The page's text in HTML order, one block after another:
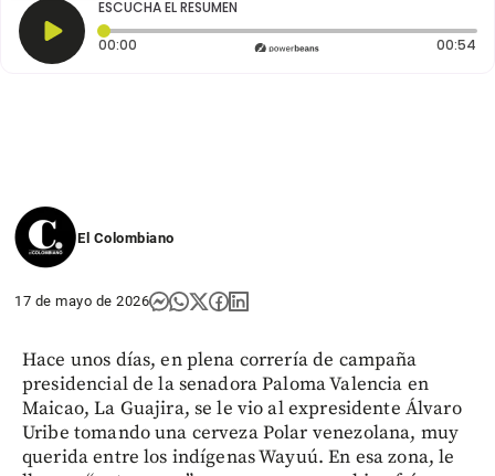
ESCUCHA EL RESUMEN
00:00 Tiempo transcurrido: 0 segundos 00:54
El Colombiano
17 de mayo de 2026
Hace unos días, en plena correría de campaña
presidencial de la senadora Paloma Valencia en
Maicao, La Guajira, se le vio al expresidente Álvaro
Uribe tomando una cerveza Polar venezolana, muy
querida entre los indígenas Wayuú. En esa zona, le